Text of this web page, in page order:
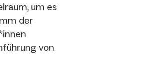
um es
der
von